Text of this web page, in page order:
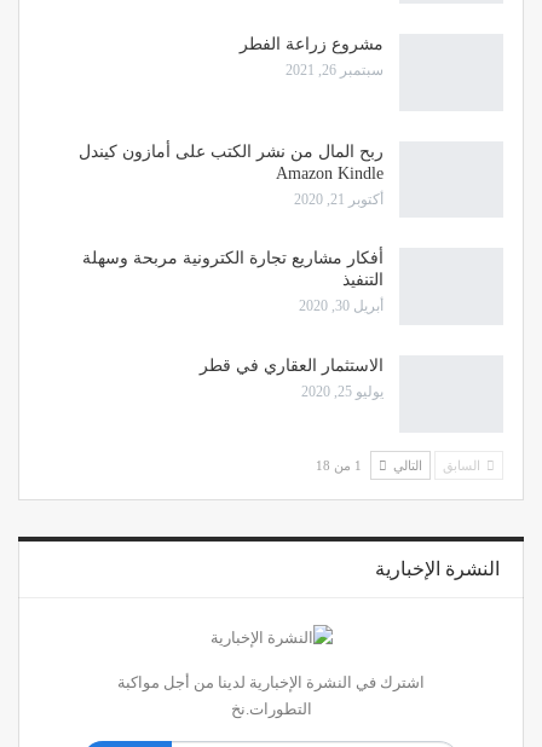
مشروع زراعة الفطر
سبتمبر 26, 2021
ربح المال من نشر الكتب على أمازون كيندل
Amazon Kindle
أكتوبر 21, 2020
أفكار مشاريع تجارة الكترونية مربحة وسهلة
التنفيذ
أبريل 30, 2020
الاستثمار العقاري في قطر
يوليو 25, 2020
السابق التالي 1 من 18
النشرة الإخبارية
اشترك في النشرة الإخبارية لدينا من أجل مواكبة
التطورات.نخ